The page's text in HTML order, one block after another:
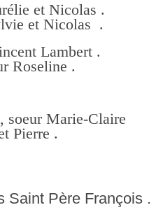
et Nicolas .
et Nicolas .
Lambert .
Roseline .
soeur Marie-Claire
Pierre .
Saint Père François .